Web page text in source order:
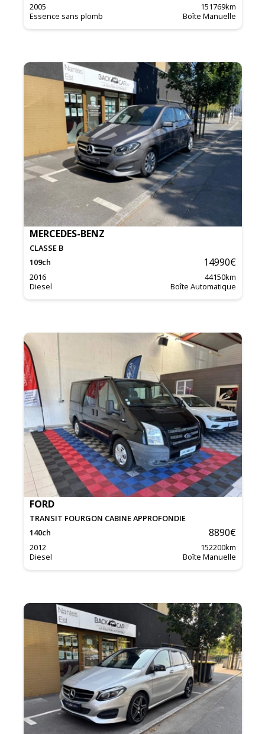
2005 151769km
Essence sans plomb
Boîte Manuelle
MERCEDES-BENZ
CLASSE B
109ch 14990€
2016 44150km
Diesel
Boîte Automatique
FORD
TRANSIT FOURGON CABINE APPROFONDIE
140ch 8890€
2012 152200km
Diesel
Boîte Manuelle